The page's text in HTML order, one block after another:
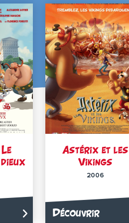
Astérix et les
Vikings
2006
Découvrir